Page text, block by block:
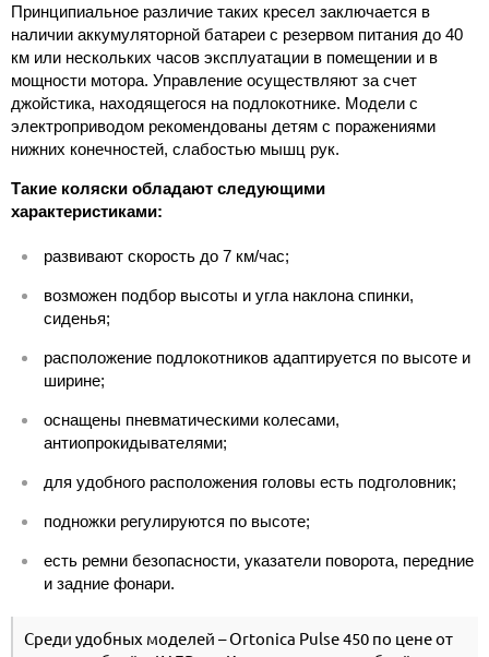
Принципиальное различие таких кресел заключается в
наличии аккумуляторной батареи с резервом питания до 40
км или нескольких часов эксплуатации в помещении и в
мощности мотора. Управление осуществляют за счет
джойстика, находящегося на подлокотнике. Модели с
электроприводом рекомендованы детям с поражениями
нижних конечностей, слабостью мышц рук.
Такие коляски обладают следующими
характеристиками:
развивают скорость до 7 км/час;
возможен подбор высоты и угла наклона спинки,
сиденья;
расположение подлокотников адаптируется по высоте и
ширине;
оснащены пневматическими колесами,
антиопрокидывателями;
для удобного расположения головы есть подголовник;
подножки регулируются по высоте;
есть ремни безопасности, указатели поворота, передние
и задние фонари.
Среди удобных моделей – Ortonica Pulse 450 по цене от